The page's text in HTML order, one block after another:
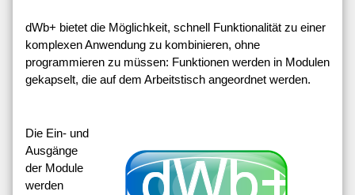
dWb+ bietet die Möglichkeit, schnell Funktionalität zu einer
komplexen Anwendung zu kombinieren, ohne
programmieren zu müssen: Funktionen werden in Modulen
gekapselt, die auf dem Arbeitstisch angeordnet werden.
Die Ein- und
Ausgänge
der Module
werden